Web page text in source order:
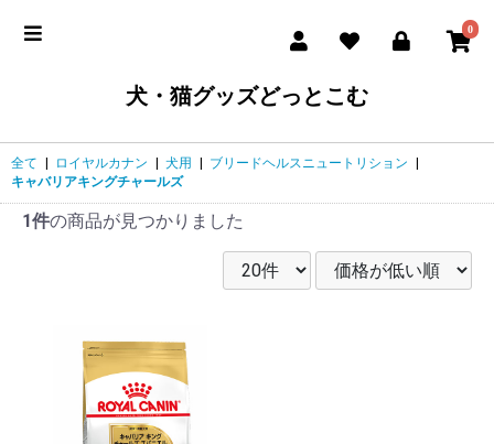
0
犬・猫グッズどっとこむ
全て ロイヤルカナン 犬用 ブリードヘルスニュートリション
キャバリアキングチャールズ
1件の商品が見つかりました